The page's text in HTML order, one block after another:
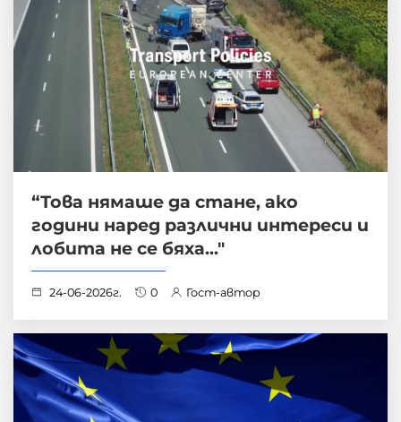
“Това нямаше да стане, ако
години наред различни интереси и
лобита не се бяха..."
24-06-2026г. 0 Гост-автор